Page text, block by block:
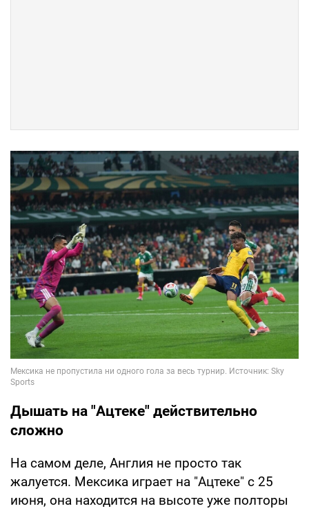
Дышать на "Ацтеке" действительно
сложно
На самом деле, Англия не просто так
жалуется. Мексика играет на "Ацтеке" с 25
июня, она находится на высоте уже полторы